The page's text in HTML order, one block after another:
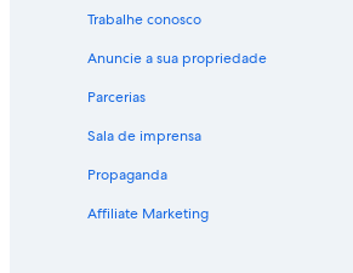
Trabalhe conosco
Anuncie a sua propriedade
Parcerias
Sala de imprensa
Propaganda
Affiliate Marketing